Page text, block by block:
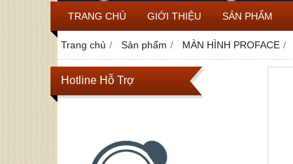
TRANG CHỦ GIỚI THIỆU SẢN PHẨM
Trang chủ Sản phẩm MÀN HÌNH PROFACE
Hotline Hỗ Trợ